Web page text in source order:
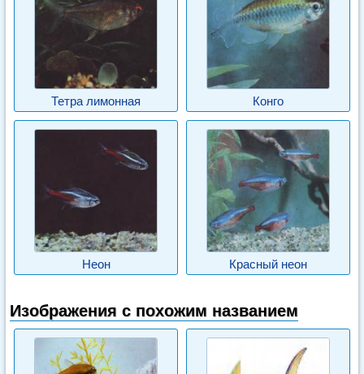
Тетра лимонная Конго
Неон Красный неон
Изображения с похожим названием